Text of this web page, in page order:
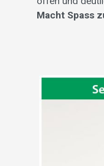
Macht Spass